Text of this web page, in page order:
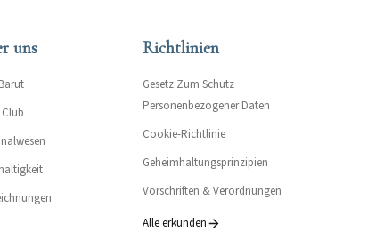
uns Richtlinien
Gesetz Zum Schutz
Personenbezogener Daten
Cookie-Richtlinie
Geheimhaltungsprinzipien
Vorschriften & Verordnungen
Alle erkunden